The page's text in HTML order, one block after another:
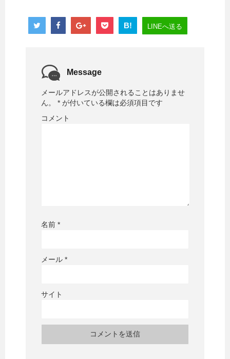
B! LINEへ送る
Message
メールアドレスが公開されることはありませ
ん。
* が付いている欄は必須項目です
コメント
名前 *
メール *
サイト